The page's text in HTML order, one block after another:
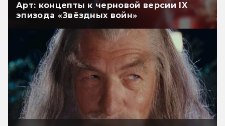
Арт: концепты к черновой версии IX
эпизода «Звёздных войн»